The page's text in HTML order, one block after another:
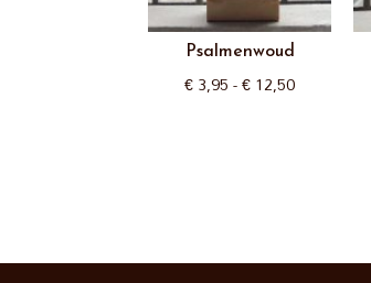
Psalmenwoud
€3,95-€12,50Prijsklasse: